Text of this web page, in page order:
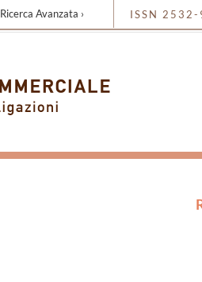
Ricerca Avanzata › ISSN